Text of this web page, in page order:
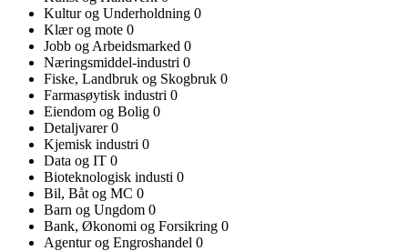
Kultur og Underholdning 0
Klær og mote 0
Jobb og Arbeidsmarked 0
Næringsmiddel-industri 0
Fiske, Landbruk og Skogbruk 0
Farmasøytisk industri 0
Eiendom og Bolig 0
Detaljvarer0
Kjemisk industri 0
Data og IT 0
Bioteknologisk industi 0
Bil, Båt og MC 0
Barn og Ungdom 0
Bank, Økonomi og Forsikring 0
Agentur og Engroshandel 0